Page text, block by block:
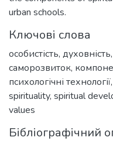
urban schools.
Ключові слова
особистість, духовність,
саморозвиток,
психологічні технології,
spirituality, spiritual
values
Бібліографічний